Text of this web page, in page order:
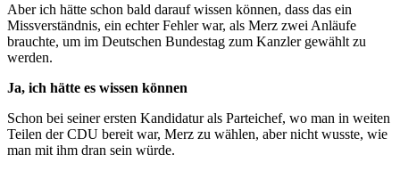
Aber ich hätte schon bald darauf wissen können, dass das ein
Missverständnis, ein echter Fehler war, als Merz zwei Anläufe
brauchte, um im Deutschen Bundestag zum Kanzler gewählt zu
werden.
Ja, ich hätte es wissen können
Schon bei seiner ersten Kandidatur als Parteichef, wo man in weiten
Teilen der CDU bereit war, Merz zu wählen, aber nicht wusste, wie
man mit ihm dran sein würde.